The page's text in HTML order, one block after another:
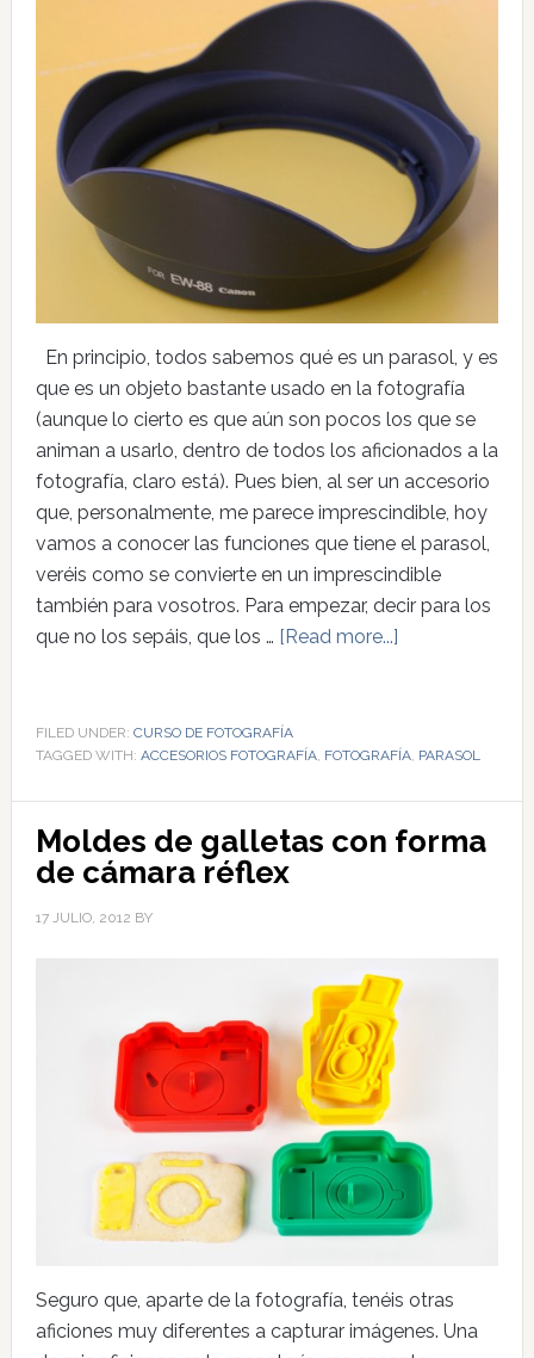
En principio, todos sabemos qué es un parasol, y es
que es un objeto bastante usado en la fotografía
(aunque lo cierto es que aún son pocos los que se
animan a usarlo, dentro de todos los aficionados a la
fotografía, claro está). Pues bien, al ser un accesorio
que, personalmente, me parece imprescindible, hoy
vamos a conocer las funciones que tiene el parasol,
veréis como se convierte en un imprescindible
también para vosotros. Para empezar, decir para los
que no los sepáis, que los … [Read more...]
FILED UNDER: CURSO DE FOTOGRAFÍA
TAGGED WITH: ACCESORIOS FOTOGRAFÍA, FOTOGRAFÍA, PARASOL
Moldes de galletas con forma
de cámara réflex
17 JULIO, 2012 BY
Seguro que, aparte de la fotografía, tenéis otras
aficiones muy diferentes a capturar imágenes. Una